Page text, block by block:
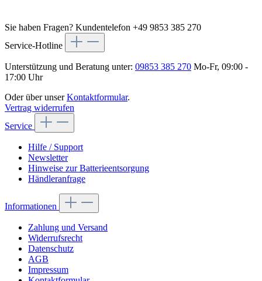
Sie haben Fragen? Kundentelefon +49 9853 385 270
Service-Hotline
Unterstützung und Beratung unter: 09853 385 270 Mo-Fr, 09:00 -
17:00 Uhr
Oder über unserKontaktformular.
Vertrag widerrufen
Service
Hilfe / Support
Newsletter
Hinweise zur Batterieentsorgung
Händleranfrage
Informationen
Zahlung und Versand
Widerrufsrecht
Datenschutz
AGB
Impressum